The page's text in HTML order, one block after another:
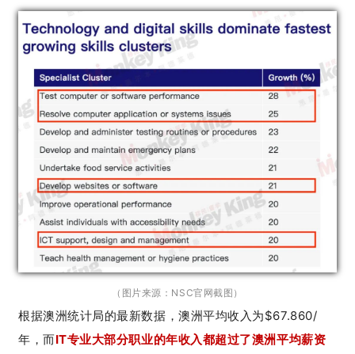
（图片来源： NSC官网截图）
根据澳洲统计局的最新数据，澳洲平均收入为$67.860/
年，而IT专业大部分职业的年收入都超过了澳洲平均薪资